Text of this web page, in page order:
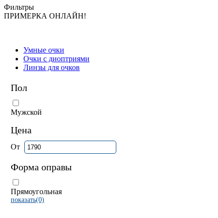
Фильтры
ПРИМЕРКА ОНЛАЙН!
Умные очки
Очки с диоптриями
Линзы для очков
Пол
Мужской
Цена
От
Форма оправы
Прямоугольная
показать(0)